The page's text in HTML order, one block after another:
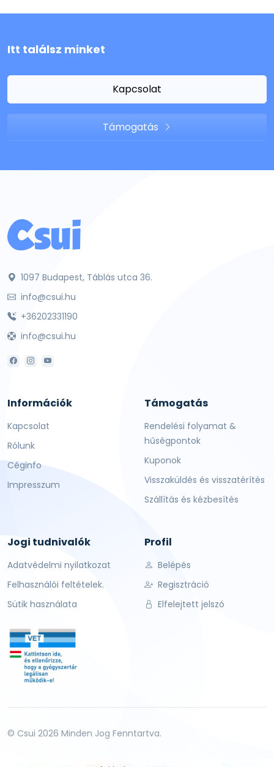
Itt találsz minket
Kapcsolat
Támogatás
1097 Budapest, Táblás utca 36.
info@csui.hu
+36202331190
info@csui.hu
Információk
Kapcsolat
Rólunk
Céginfo
Impresszum
Támogatás
Rendelési folyamat &
hűségpontok
Kuponok
Visszaküldés és visszatérítés
Szállítás és kézbesítés
Jogi tudnivalók
Adatvédelmi nyilatkozat
Felhasználói feltételek.
Sütik használata
Profil
Belépés
Regisztráció
Elfelejtett jelszó
© Csui 2026 Minden Jog Fenntartva.